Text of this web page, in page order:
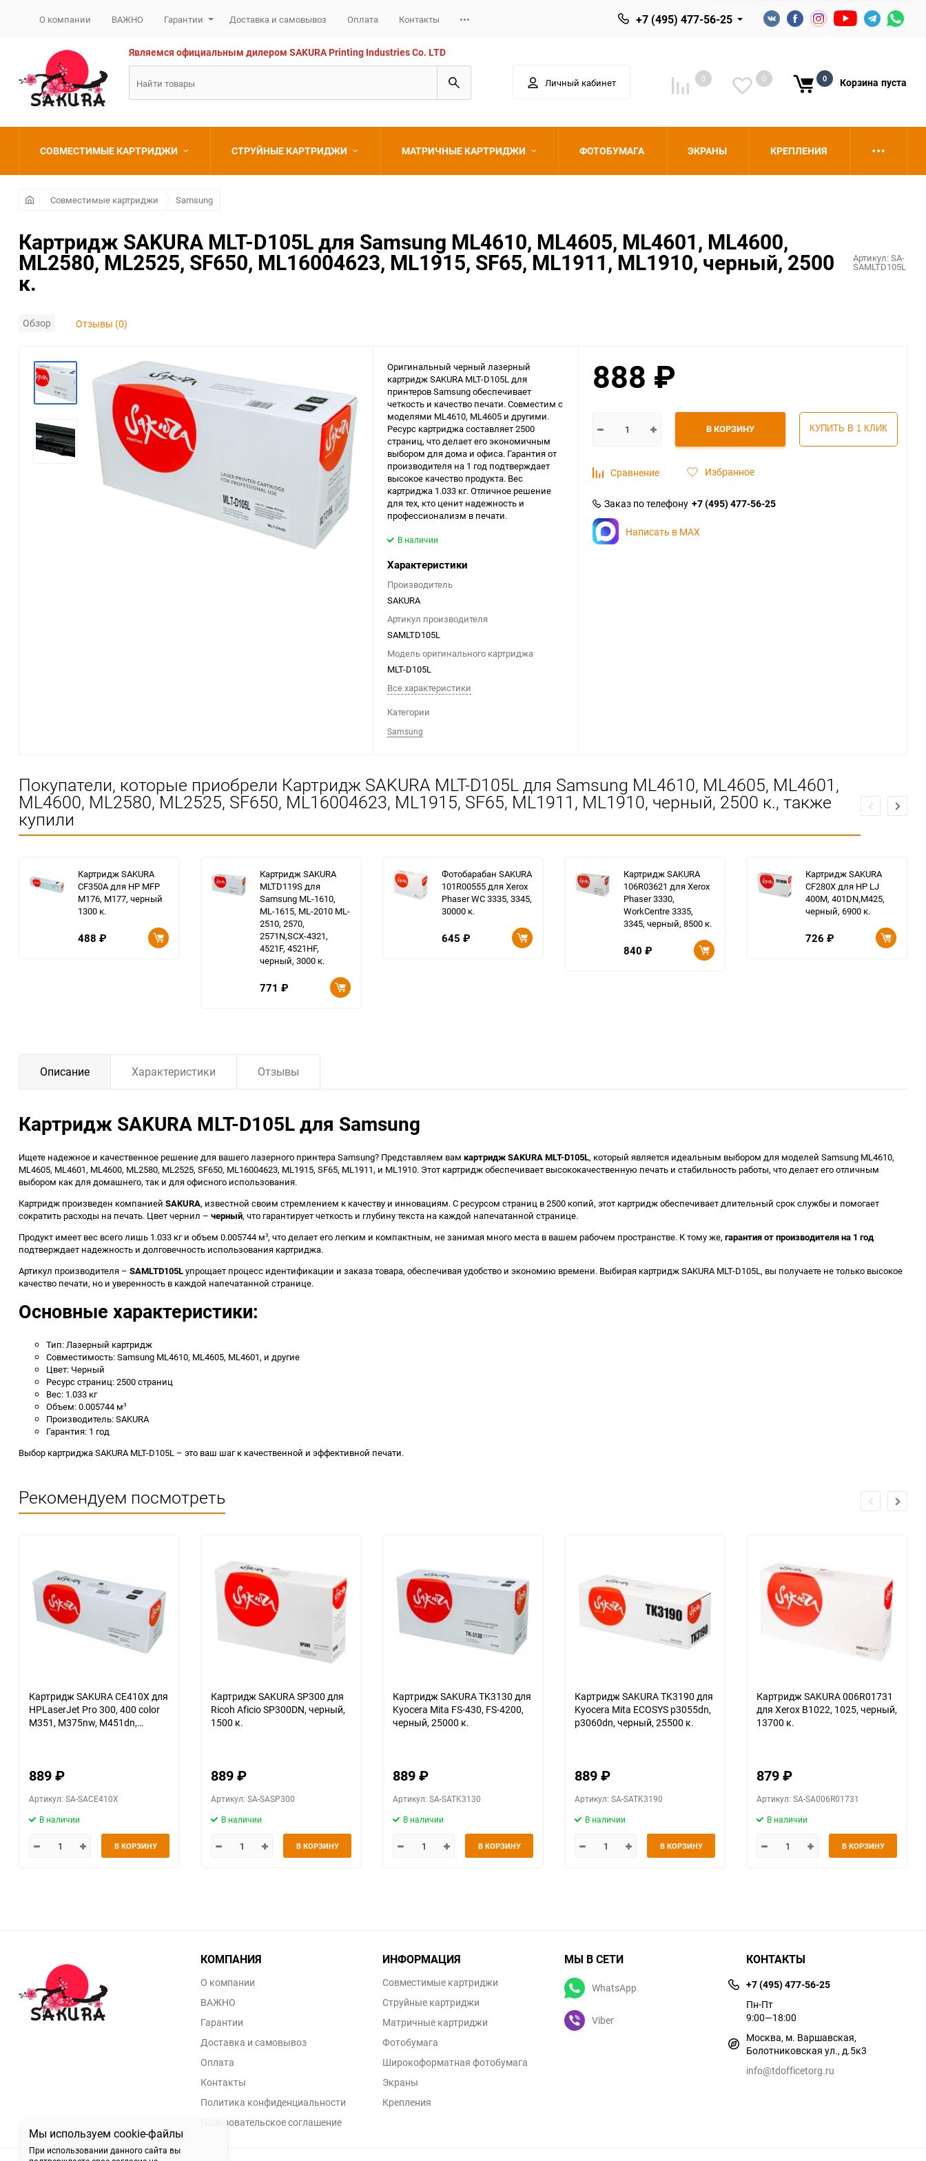
Мы используем cookie-файлы
При использовании данного сайта вы
О компании ВАЖНО Гарантии Доставка и самовывоз Оплата Контакты +7 (495) 477-56-25
Являемся официальным дилером SAKURA Printing Industries Co. LTD
Личный кабинет 0 0 0 Корзина пуста
Brother
Epson
Kyocera Mita
Lexmark
OKI
СОВМЕСТИМЫЕ КАРТРИДЖИ
Canon
Epson
СТРУЙНЫЕ КАРТРИДЖИ МАТРИЧНЫЕ КАРТРИДЖИ ФОТОБУМАГА ЭКРАНЫ КРЕПЛЕНИЯ
Совместимые картриджи Samsung
Картридж SAKURA MLT-D105L для Samsung ML4610, ML4605, ML4601, ML4600,
ML2580, ML2525, SF650, ML16004623, ML1915, SF65, ML1911, ML1910, черный, 2500
к.
Артикул:SA-
SAMLTD105L
Обзор Отзывы (0)
Оригинальный черный лазерный
картридж SAKURA MLT-D105L для
принтеров Samsung обеспечивает
четкость и качество печати. Совместим с
моделями ML4610, ML4605 и другими.
Ресурс картриджа составляет 2500
страниц, что делает его экономичным
выбором для дома и офиса. Гарантия от
производителя на 1 год подтверждает
высокое качество продукта. Вес
картриджа 1.033 кг. Отличное решение
для тех, кто ценит надежность и
профессионализм в печати.
В наличии
Характеристики
Производитель
SAKURA
Артикул производителя
SAMLTD105L
Модель оригинального картриджа
MLT-D105L
Все характеристики
Категории
Samsung
888 ₽
В КОРЗИНУ КУПИТЬ В 1 КЛИК
Сравнение Избранное
Заказ по телефону +7 (495) 477-56-25
Написать в MAX
Покупатели, которые приобрели Картридж SAKURA MLT-D105L для Samsung ML4610, ML4605, ML4601,
ML4600, ML2580, ML2525, SF650, ML16004623, ML1915, SF65, ML1911, ML1910, черный, 2500 к., также
купили
Картридж SAKURA
CF350A для HP MFP
M176, M177, черный
1300 к.
488 ₽
Картридж SAKURA
MLTD119S для
Samsung ML-1610,
ML-1615, ML-2010 ML-
2510, 2570,
2571N,SCX-4321,
4521F, 4521HF,
черный, 3000 к.
771 ₽
Фотобарабан SAKURA
101R00555 для Xerox
Phaser WC 3335, 3345,
30000 к.
645 ₽
Картридж SAKURA
106R03621 для Xerox
Phaser 3330,
WorkCentre 3335,
3345, черный, 8500 к.
840 ₽
Картридж SAKURA
CF280X для HP LJ
400M, 401DN,M425,
черный, 6900 к.
726 ₽
Описание Характеристики Отзывы
Картридж SAKURA MLT-D105L для Samsung
Ищете надежное и качественное решение для вашего лазерного принтера Samsung? Представляем вам картридж SAKURA MLT-D105L, который является идеальным выбором для моделей Samsung ML4610,
ML4605, ML4601, ML4600, ML2580, ML2525, SF650, ML16004623, ML1915, SF65, ML1911, и ML1910. Этот картридж обеспечивает высококачественную печать и стабильность работы, что делает его отличным
выбором как для домашнего, так и для офисного использования.
Картридж произведен компанией SAKURA, известной своим стремлением к качеству и инновациям. С ресурсом страниц в 2500 копий, этот картридж обеспечивает длительный срок службы и помогает
сократить расходы на печать. Цвет чернил – черный, что гарантирует четкость и глубину текста на каждой напечатанной странице.
Продукт имеет вес всего лишь 1.033 кг и объем 0.005744 м³, что делает его легким и компактным, не занимая много места в вашем рабочем пространстве. К тому же, гарантия от производителя на 1 год
подтверждает надежность и долговечность использования картриджа.
Артикул производителя – SAMLTD105Lупрощает процесс идентификации и заказа товара, обеспечивая удобство и экономию времени. Выбирая картридж SAKURA MLT-D105L, вы получаете не только высокое
качество печати, но и уверенность в каждой напечатанной странице.
Основные характеристики:
Тип: Лазерный картридж
Совместимость: Samsung ML4610, ML4605, ML4601, и другие
Цвет: Черный
Ресурс страниц: 2500 страниц
Вес: 1.033 кг
Объем: 0.005744 м³
Производитель: SAKURA
Гарантия: 1 год
Выбор картриджа SAKURA MLT-D105L – это ваш шаг к качественной и эффективной печати.
Рекомендуем посмотреть
Картридж SAKURA CE410X для
HPLaserJet Pro 300, 400 color
M351, M375nw, M451dn,
889₽
Артикул: SA-SACE410X
В наличии
В КОРЗИНУ
Картридж SAKURA SP300 для
Ricoh Aficio SP300DN, черный,
1500 к.
889₽
Артикул: SA-SASP300
В наличии
В КОРЗИНУ
Картридж SAKURA TK3130 для
Kyocera Mita FS-430, FS-4200,
черный, 25000 к.
889₽
Артикул: SA-SATK3130
В наличии
В КОРЗИНУ
Картридж SAKURA TK3190 для
Kyocera Mita ECOSYS p3055dn,
p3060dn, черный, 25500 к.
889₽
Артикул: SA-SATK3190
В наличии
В КОРЗИНУ
Картридж SAKURA 006R01731
для Xerox B1022, 1025, черный,
13700 к.
879₽
Артикул: SA-SA006R01731
В наличии
В КОРЗИНУ
КОМПАНИЯ
О компании
ВАЖНО
Гарантии
Доставка и самовывоз
Оплата
Контакты
Политика конфиденциальности
Пользовательское соглашение
ИНФОРМАЦИЯ
Совместимые картриджи
Струйные картриджи
Матричные картриджи
Фотобумага
Широкоформатная фотобумага
Экраны
Крепления
МЫ В СЕТИ
WhatsApp
Viber
КОНТАКТЫ
+7 (495) 477-56-25
Пн-Пт
9:00—18:00
Москва, м. Варшавская,
Болотниковская ул., д.5к3
info@tdofficetorg.ru